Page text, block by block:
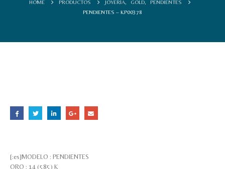
HOME PRODUCTOS JOYERÍA GOLD
PENDIENTES
PENDIENTES – KP00378
[:es]MODELO : PENDIENTES
ORO : 14 (585) K